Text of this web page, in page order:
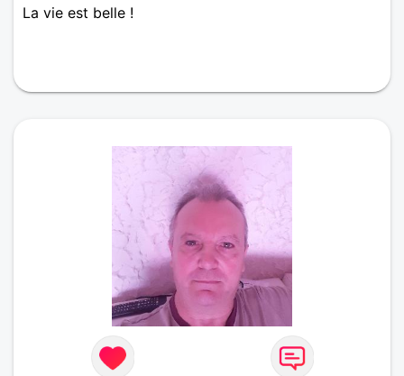
La vie est belle !